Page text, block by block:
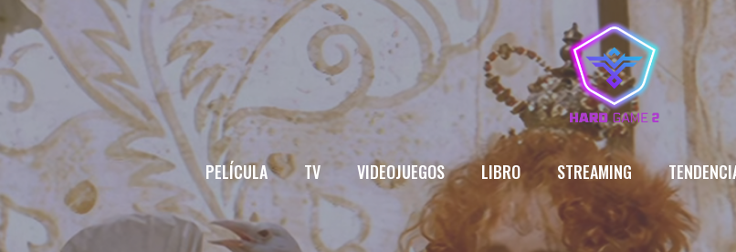
Saltar
al
contenido
PELÍCULA TV VIDEOJUEGOS LIBRO STREAMING